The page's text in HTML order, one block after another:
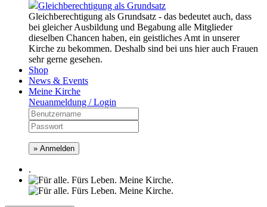
Gleichberechtigung als Grundsatz
Gleichberechtigung als Grundsatz - das bedeutet auch, dass
bei gleicher Ausbildung und Begabung alle Mitglieder
dieselben Chancen haben, ein geistliches Amt in unserer
Kirche zu bekommen. Deshalb sind bei uns hier auch Frauen
sehr gerne gesehen.
Shop
News & Events
Meine Kirche
Neuanmeldung / Login
» Anmelden
.